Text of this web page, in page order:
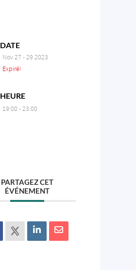
DATE
Nov 27 - 29 2023
Expiré!
HEURE
19:00 - 23:00
PARTAGEZ CET
ÉVÉNEMENT